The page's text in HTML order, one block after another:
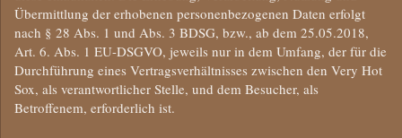
Übermittlung der erhobenen personenbezogenen Daten erfolgt
nach § 28 Abs. 1 und Abs. 3 BDSG, bzw., ab dem 25.05.2018,
Art. 6. Abs. 1 EU-DSGVO, jeweils nur in dem Umfang, der für die
Durchführung eines Vertragsverhältnisses zwischen den Very Hot
Sox, als verantwortlicher Stelle, und dem Besucher, als
Betroffenem, erforderlich ist.